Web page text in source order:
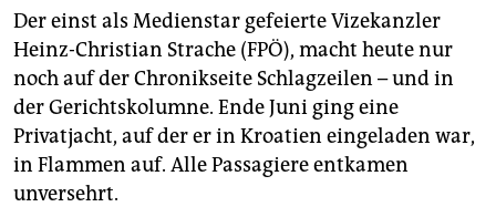
abo
genossenschaft
epaper login
Der einst als Medienstar gefeierte Vizekanzler
Heinz-Christian Strache (FPÖ), macht heute nur
noch auf der Chronikseite Schlagzeilen – und in
der Gerichtskolumne. Ende Juni ging eine
Privatjacht, auf der er in Kroatien eingeladen war,
in Flammen auf. Alle Passagiere entkamen
unversehrt.